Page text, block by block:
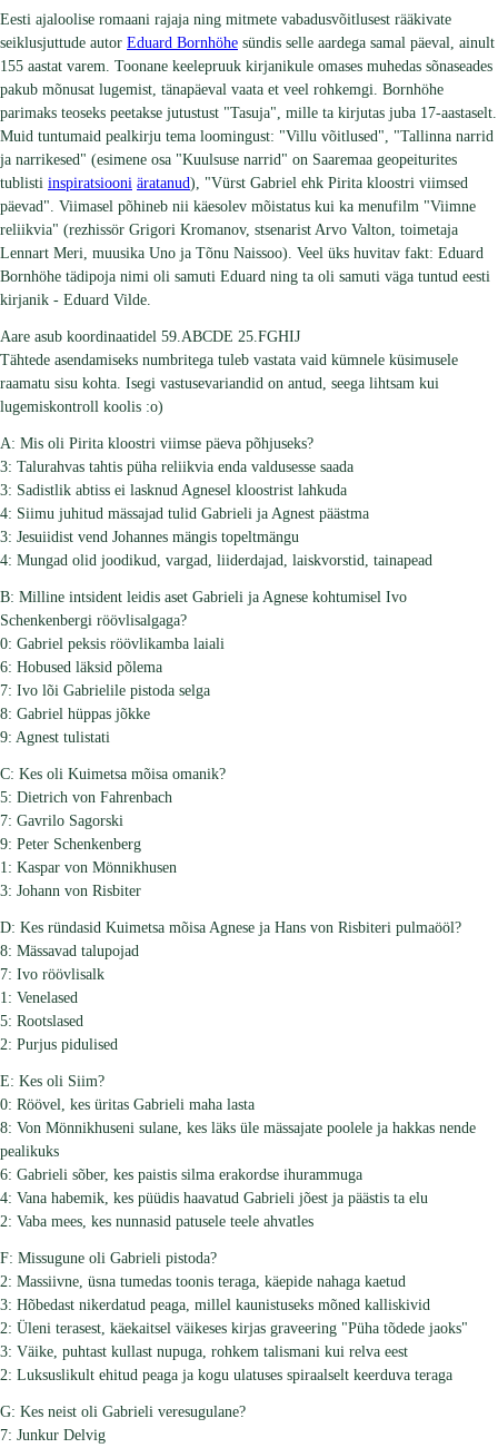
Eesti ajaloolise romaani rajaja ning mitmete vabadusvõitlusest rääkivate
seiklusjuttude autor Eduard Bornhöhe sündis selle aardega samal päeval, ainult
155 aastat varem. Toonane keelepruuk kirjanikule omases muhedas sõnaseades
pakub mõnusat lugemist, tänapäeval vaata et veel rohkemgi. Bornhöhe
parimaks teoseks peetakse jutustust "Tasuja", mille ta kirjutas juba 17-aastaselt.
Muid tuntumaid pealkirju tema loomingust: "Villu võitlused", "Tallinna narrid
ja narrikesed" (esimene osa "Kuulsuse narrid" on Saaremaa geopeiturites
tublisti inspiratsiooni äratanud), "Vürst Gabriel ehk Pirita kloostri viimsed
päevad". Viimasel põhineb nii käesolev mõistatus kui ka menufilm "Viimne
reliikvia" (rezhissör Grigori Kromanov, stsenarist Arvo Valton, toimetaja
Lennart Meri, muusika Uno ja Tõnu Naissoo). Veel üks huvitav fakt: Eduard
Bornhöhe tädipoja nimi oli samuti Eduard ning ta oli samuti väga tuntud eesti
kirjanik - Eduard Vilde.
Aare asub koordinaatidel 59.ABCDE 25.FGHIJ
Tähtede asendamiseks numbritega tuleb vastata vaid kümnele küsimusele
raamatu sisu kohta. Isegi vastusevariandid on antud, seega lihtsam kui
lugemiskontroll koolis :o)
A: Mis oli Pirita kloostri viimse päeva põhjuseks?
3: Talurahvas tahtis püha reliikvia enda valdusesse saada
3: Sadistlik abtiss ei lasknud Agnesel kloostrist lahkuda
4: Siimu juhitud mässajad tulid Gabrieli ja Agnest päästma
3: Jesuiidist vend Johannes mängis topeltmängu
4: Mungad olid joodikud, vargad, liiderdajad, laiskvorstid, tainapead
B: Milline intsident leidis aset Gabrieli ja Agnese kohtumisel Ivo
Schenkenbergi röövlisalgaga?
0: Gabriel peksis röövlikamba laiali
6: Hobused läksid põlema
7: Ivo lõi Gabrielile pistoda selga
8: Gabriel hüppas jõkke
9: Agnest tulistati
C: Kes oli Kuimetsa mõisa omanik?
5: Dietrich von Fahrenbach
7: Gavrilo Sagorski
9: Peter Schenkenberg
1: Kaspar von Mönnikhusen
3: Johann von Risbiter
D: Kes ründasid Kuimetsa mõisa Agnese ja Hans von Risbiteri pulmaööl?
8: Mässavad talupojad
7: Ivo röövlisalk
1: Venelased
5: Rootslased
2: Purjus pidulised
E: Kes oli Siim?
0: Röövel, kes üritas Gabrieli maha lasta
8: Von Mönnikhuseni sulane, kes läks üle mässajate poolele ja hakkas nende
pealikuks
6: Gabrieli sõber, kes paistis silma erakordse ihurammuga
4: Vana habemik, kes püüdis haavatud Gabrieli jõest ja päästis ta elu
2: Vaba mees, kes nunnasid patusele teele ahvatles
F: Missugune oli Gabrieli pistoda?
2: Massiivne, üsna tumedas toonis teraga, käepide nahaga kaetud
3: Hõbedast nikerdatud peaga, millel kaunistuseks mõned kalliskivid
2: Üleni terasest, käekaitsel väikeses kirjas graveering "Püha tõdede jaoks"
3: Väike, puhtast kullast nupuga, rohkem talismani kui relva eest
2: Luksuslikult ehitud peaga ja kogu ulatuses spiraalselt keerduva teraga
G: Kes neist oli Gabrieli veresugulane?
7: Junkur Delvig